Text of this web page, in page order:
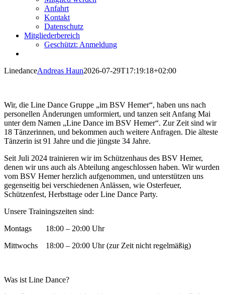
Anfahrt
Kontakt
Datenschutz
Mitgliederbereich
Geschützt: Anmeldung
LinedanceAndreas Haun2026-07-29T17:19:18+02:00
Wir, die Line Dance Gruppe „im BSV Hemer“, haben uns nach
personellen Änderungen umformiert, und tanzen seit Anfang Mai
unter dem Namen „Line Dance im BSV Hemer“. Zur Zeit sind wir
18 Tänzerinnen, und bekommen auch weitere Anfragen. Die älteste
Tänzerin ist 91 Jahre und die jüngste 34 Jahre.
Seit Juli 2024 trainieren wir im Schützenhaus des BSV Hemer,
denen wir uns auch als Abteilung angeschlossen haben. Wir wurden
vom BSV Hemer herzlich aufgenommen, und unterstützen uns
gegenseitig bei verschiedenen Anlässen, wie Osterfeuer,
Schützenfest, Herbsttage oder Line Dance Party.
Unsere Trainingszeiten sind:
Montags 18:00 – 20:00 Uhr
Mittwochs 18:00 – 20:00 Uhr (zur Zeit nicht regelmäßig)
Was ist Line Dance?